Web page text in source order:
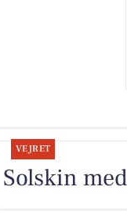
VEJRET
Solskin